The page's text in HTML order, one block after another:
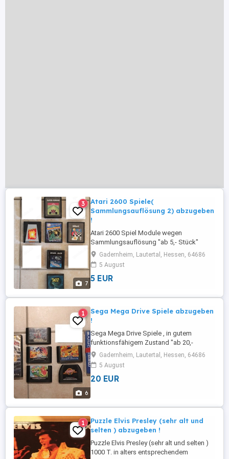
7
3
Atari 2600 Spiele(
Sammlungsauflösung 2) abzugeben
!
Atari 2600 Spiel Module wegen
Sammlungsauflösung "ab 5,- Stück"
abzugeben ! Folgende Spiele sind noch
zu haben : 2. Super Ferrari 5,- 4. Reactor 8,-
5. Meteor Defense 12,- 6. Billard 5,- 20.
Space Raid 35,- 22. Black Hole (Hotshot
7. Pac Man "Verkauft " 1. ...
Gadernheim, Lautertal, Hessen, 64686
5 August
5 EUR
6
1
Sega Mega Drive Spiele abzugeben
!
Sega Mega Drive Spiele , in gutem
funktionsfähigem Zustand "ab 20,-
"abzugeben ! Zustand siehe Bilder.
Folgende Spiele sind noch zu haben :
Sonic Spinball (nur Module) 20,- Havoc
(nur Module) 70,- Mega Bomberman (nur
Module) ...
Gadernheim, Lautertal, Hessen, 64686
5 August
20 EUR
1
Puzzle Elvis Presley (sehr alt und
selten ) abzugeben !
Puzzle Elvis Presley (sehr alt und selten )
1000 T. in alters entsprechendem